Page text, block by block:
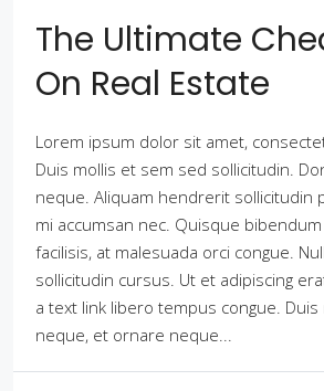
The Ultimate
On Real Estate
Lorem ipsum dolor sit amet,
Duis mollis et sem sed sollicitudin.
neque. Aliquam hendrerit sollicitudin
mi accumsan nec. Quisque
facilisis, at malesuada orci congue.
sollicitudin cursus. Ut et adipiscing
a text link libero tempus congue.
neque, et ornare neque...